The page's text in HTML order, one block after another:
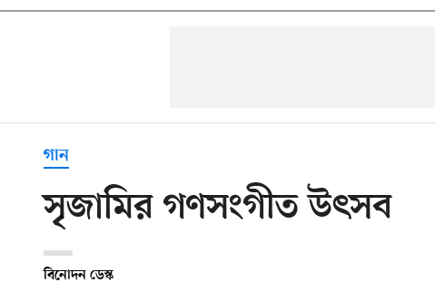
গান
সৃজামির গণসংগীত উৎসব
বিনোদন ডেস্ক